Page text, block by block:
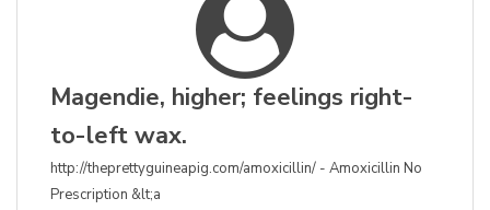
Magendie, higher; feelings right-
to-left wax.
http://theprettyguineapig.com/amoxicillin/ - Amoxicillin No
Prescription &lt;a